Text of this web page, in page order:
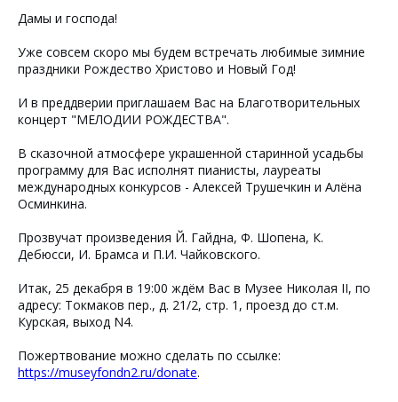
Дамы и господа!
Уже совсем скоро мы будем встречать любимые зимние
праздники Рождество Христово и Новый Год!
И в преддверии приглашаем Вас на Благотворительных
концерт "МЕЛОДИИ РОЖДЕСТВА".
В сказочной атмосфере украшенной старинной усадьбы
программу для Вас исполнят пианисты, лауреаты
международных конкурсов - Алексей Трушечкин и Алëна
Осминкина.
Прозвучат произведения Й. Гайдна, Ф. Шопена, К.
Дебюсси, И. Брамса и П.И. Чайковского.
Итак, 25 декабря в 19:00 ждём Вас в Музее Николая II, по
адресу: Токмаков пер., д. 21/2, стр. 1, проезд до ст.м.
Курская, выход N4.
Пожертвование можно сделать по ссылке:
https://museyfondn2.ru/donate.